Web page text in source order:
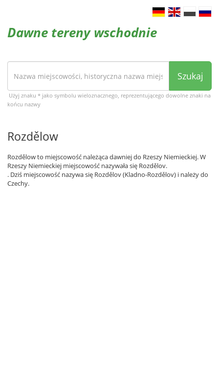
Dawne tereny wschodnie
Szukaj
Użyj znaku * jako symbolu wieloznacznego, reprezentującego dowolne znaki na
końcu nazwy
Rozdělow
Rozdělow to miejscowość należąca dawniej do Rzeszy Niemieckiej. W
Rzeszy Niemieckiej miejscowość nazywała się Rozdělov.
. Dziś miejscowość nazywa się Rozdělov (Kladno-Rozdělov) i należy do
Czechy.